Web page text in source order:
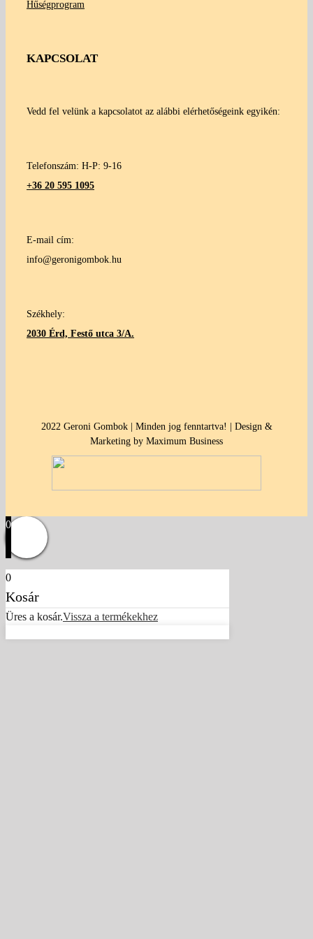
Hűségprogram
KAPCSOLAT
Vedd fel velünk a kapcsolatot az alábbi elérhetőségeink egyikén:
Telefonszám: H-P: 9-16
+36 20 595 1095
E-mail cím:
info@geronigombok.hu
Székhely:
2030 Érd, Festő utca 3/A.
2022 Geroni Gombok | Minden jog fenntartva! | Design &
Marketing by Maximum Business
0
0
Kosár
Üres a kosár.Vissza a termékekhez